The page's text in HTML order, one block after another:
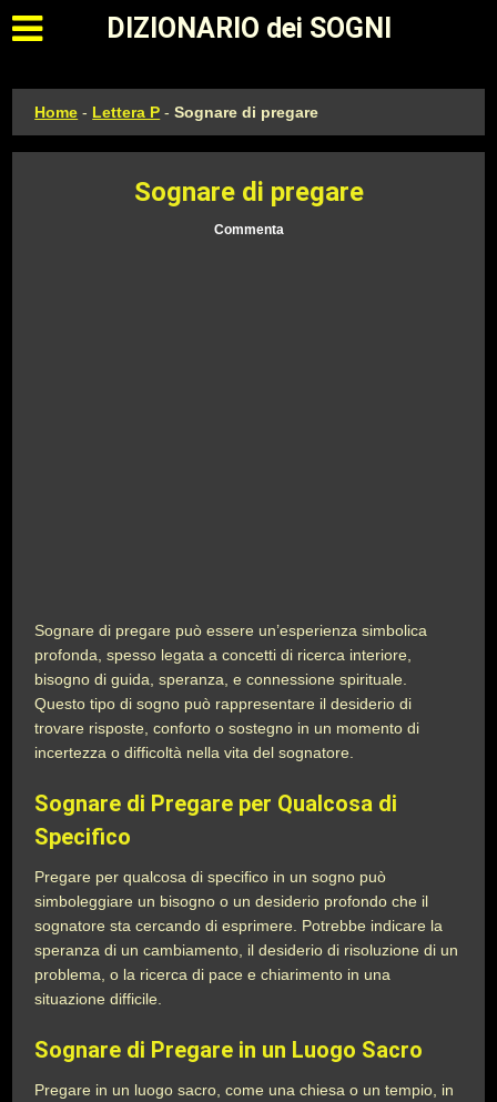
Apri il menu principale
DIZIONARIO dei SOGNI
Home - Lettera P -Sognare di pregare
Sognare di pregare
Commenta
Sognare di pregare può essere un’esperienza simbolica
profonda, spesso legata a concetti di ricerca interiore,
bisogno di guida, speranza, e connessione spirituale.
Questo tipo di sogno può rappresentare il desiderio di
trovare risposte, conforto o sostegno in un momento di
incertezza o difficoltà nella vita del sognatore.
Sognare di Pregare per Qualcosa di
Specifico
Pregare per qualcosa di specifico in un sogno può
simboleggiare un bisogno o un desiderio profondo che il
sognatore sta cercando di esprimere. Potrebbe indicare la
speranza di un cambiamento, il desiderio di risoluzione di un
problema, o la ricerca di pace e chiarimento in una
situazione difficile.
Sognare di Pregare in un Luogo Sacro
Pregare in un luogo sacro, come una chiesa o un tempio, in